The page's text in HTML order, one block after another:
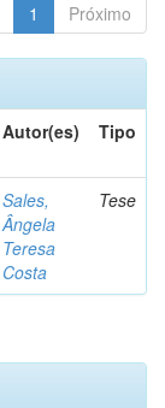
1 Próximo
Autor(es) Tipo
Sales,
Ângela
Teresa
Costa
Tese